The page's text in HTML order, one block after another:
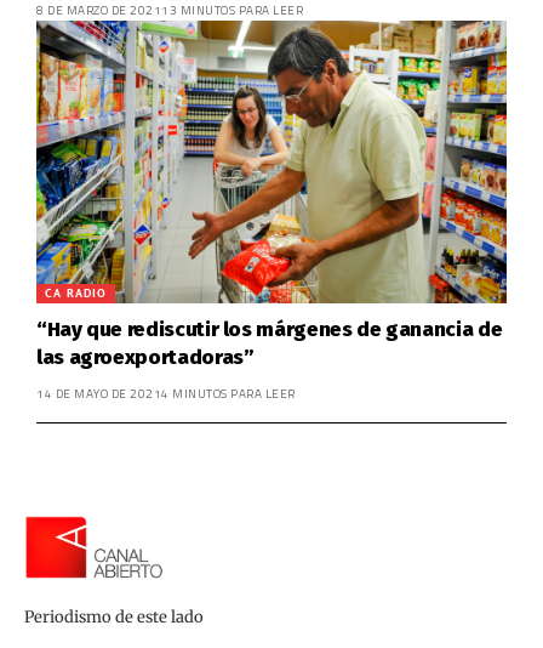
8 DE MARZO DE 2021 13 MINUTOS PARA LEER
CA RADIO
“Hay que rediscutir los márgenes de ganancia de
las agroexportadoras”
14 DE MAYO DE 20214 MINUTOS PARA LEER
Periodismo de este lado